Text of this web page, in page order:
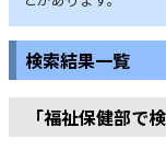
検索結果一覧
「福祉保健部で検